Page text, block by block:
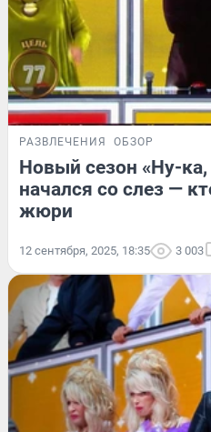
РАЗВЛЕЧЕНИЯ ОБЗОР
Новый сезон «Ну-ка,
начался со слез —
жюри
12 сентября, 2025, 18:35 3 003